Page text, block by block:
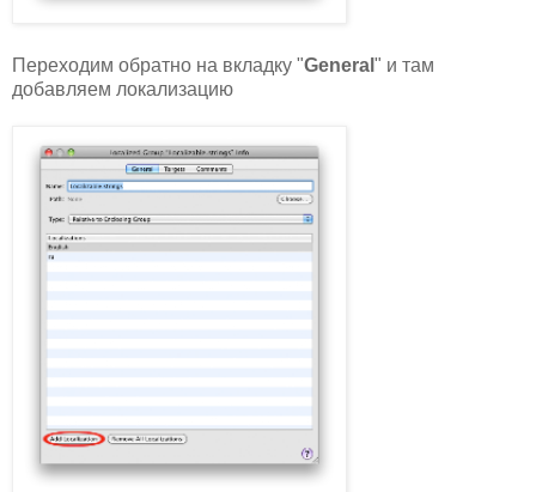
Переходим обратно на вкладку "General " и там
добавляем локализацию